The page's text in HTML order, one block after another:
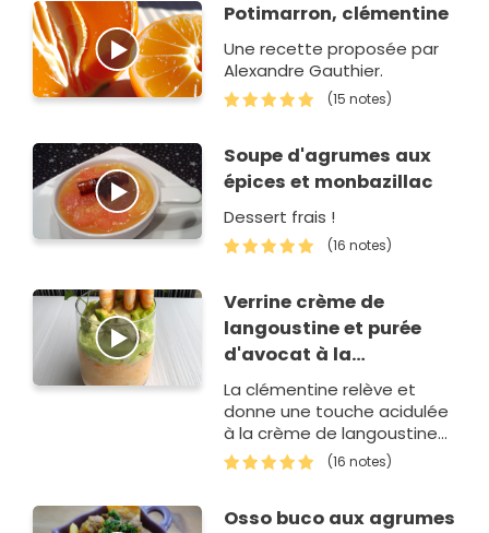
Potimarron, clémentine
Une recette proposée par
Alexandre Gauthier.
(15 notes)
Soupe d'agrumes aux
épices et monbazillac
Dessert frais !
(16 notes)
Verrine crème de
langoustine et purée
d'avocat à la
clémentine
La clémentine relève et
donne une touche acidulée
à la crème de langoustines
tandis que la purée
d'avocat adoucit le tout.
(16 notes)
Osso buco aux agrumes